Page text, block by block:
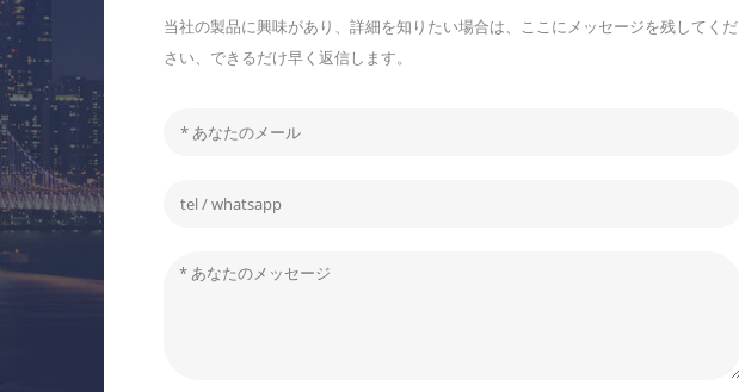
当社の製品に興味があり、詳細を知りたい場合は、ここにメッセージを残してくだ
さい、できるだけ早く返信します。